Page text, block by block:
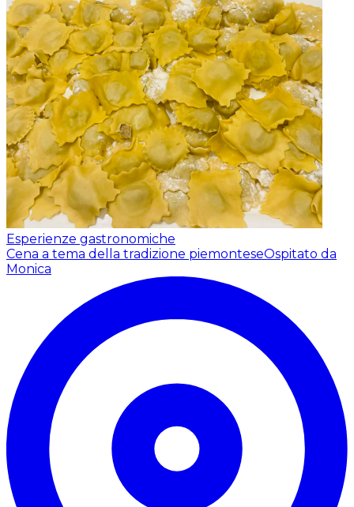
Esperienze gastronomiche
Cena a tema della tradizione piemonteseOspitato da
Monica